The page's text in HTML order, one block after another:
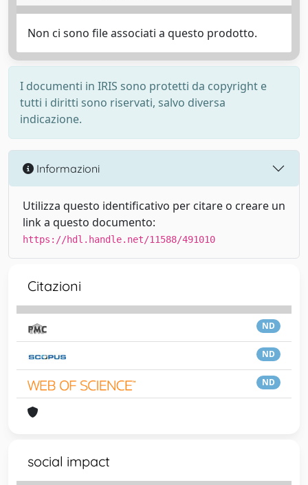
Non ci sono file associati a questo prodotto.
I documenti in IRIS sono protetti da copyright e
tutti i diritti sono riservati, salvo diversa
indicazione.
Informazioni
Utilizza questo identificativo per citare o creare un
link a questo documento:
https://hdl.handle.net/11588/491010
Citazioni
ND
ND
ND
social impact